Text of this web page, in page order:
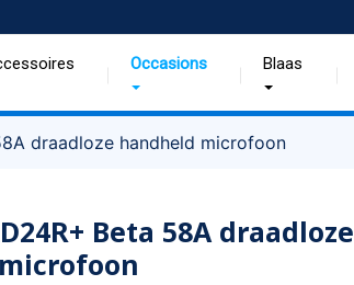
Occasions Blaas
draadloze handheld microfoon
Beta 58A draadloze